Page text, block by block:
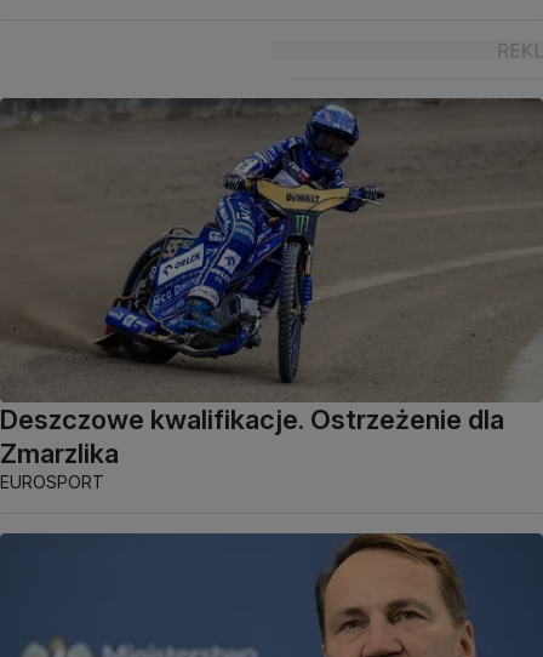
Deszczowe kwalifikacje. Ostrzeżenie dla
Zmarzlika
EUROSPORT